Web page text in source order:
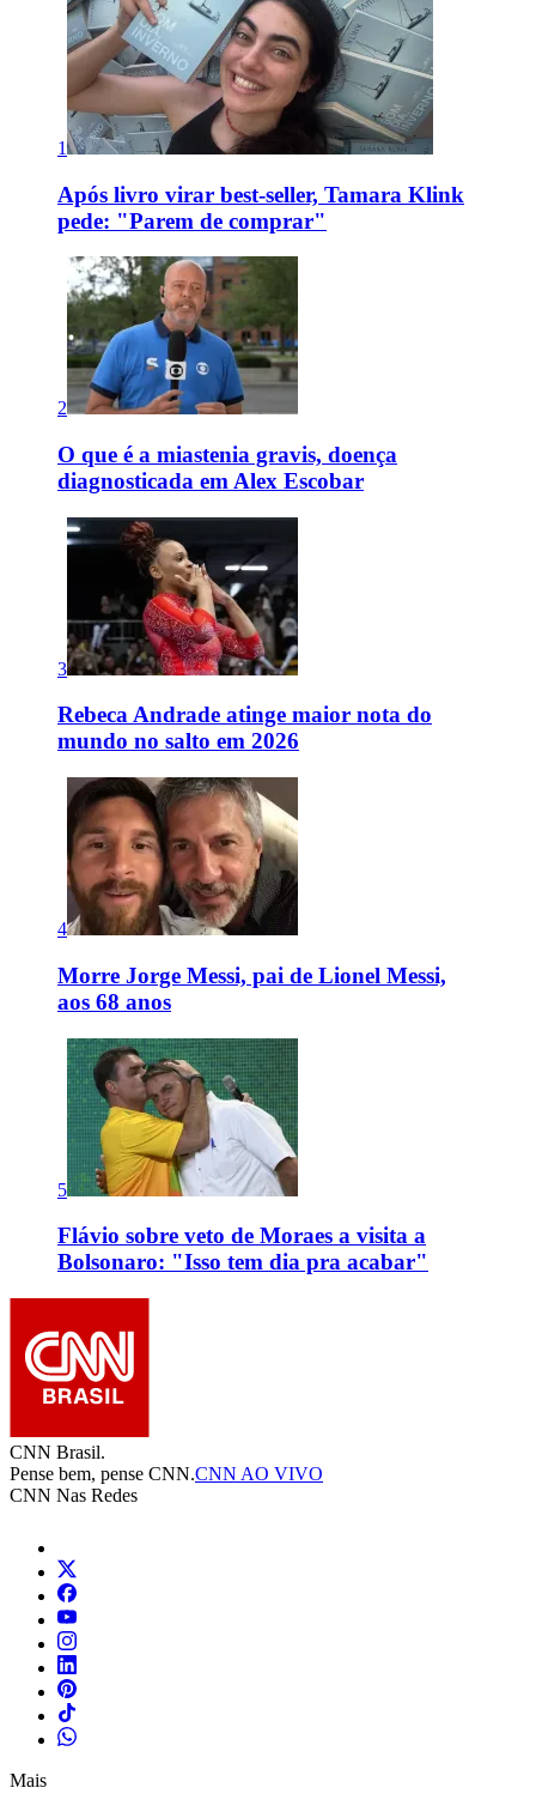
1
Após livro virar best-seller, Tamara Klink
pede: "Parem de comprar"
2
O que é a miastenia gravis, doença
diagnosticada em Alex Escobar
3
Rebeca Andrade atinge maior nota do
mundo no salto em 2026
4
Morre Jorge Messi, pai de Lionel Messi,
aos 68 anos
5
Flávio sobre veto de Moraes a visita a
Bolsonaro: "Isso tem dia pra acabar"
CNN Brasil.
Pense bem, pense CNN.CNN AO VIVO
CNN Nas Redes
Mais